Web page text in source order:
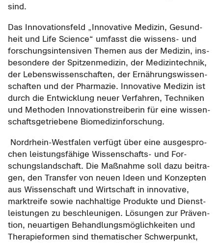
sind.
Das In­no­va­ti­ons­feld „In­no­va­ti­ve Me­di­zin, Ge­sund­
heit und Life Sci­ence“ um­fasst die wissens-​ und
for­schungs­in­ten­si­ven The­men aus der Me­di­zin, ins­
be­son­de­re der Spit­zen­me­di­zin, der Me­di­zin­tech­nik,
der Le­bens­wis­sen­schaf­ten, der Er­näh­rungs­wis­sen­
schaf­ten und der Phar­ma­zie. In­no­va­ti­ve Me­di­zin ist
durch die Ent­wick­lung neuer Ver­fah­ren, Tech­ni­ken
und Me­tho­den In­no­va­ti­ons­trei­be­rin für eine wis­sen­
schafts­ge­trie­be­ne Bio­me­di­zin­for­schung.
Nordrhein-​Westfalen ver­fügt über eine aus­ge­spro­
chen leis­tungs­fä­hi­ge Wissenschafts-​ und For­
schungs­land­schaft. Die Maß­nah­me soll dazu bei­tra­
gen, den Trans­fer von neuen Ideen und Kon­zep­ten
aus Wis­sen­schaft und Wirt­schaft in in­no­va­ti­ve,
markt­rei­fe sowie nach­hal­ti­ge Pro­duk­te und Dienst­
leis­tun­gen zu be­schleu­ni­gen. Lö­sun­gen zur Prä­ven­
ti­on, neu­ar­ti­gen Be­hand­lungs­mög­lich­kei­ten und
The­ra­pie­for­men sind the­ma­ti­scher Schwer­punkt,